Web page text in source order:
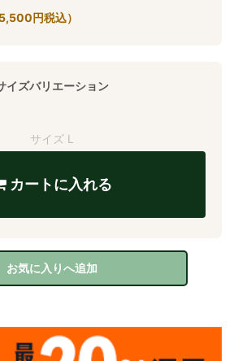
5,500円税込）
イズバリエーション
サイズ L
カートに入れる
お気に入りへ追加